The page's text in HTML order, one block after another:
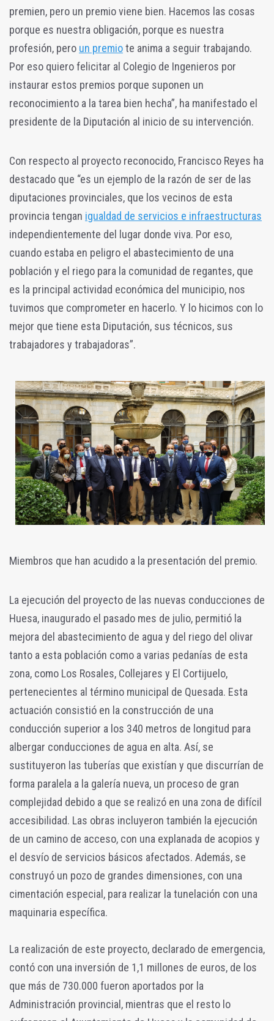
premien, pero un premio viene bien. Hacemos las cosas
porque es nuestra obligación, porque es nuestra
profesión, pero un premiote anima a seguir trabajando.
Por eso quiero felicitar al Colegio de Ingenieros por
instaurar estos premios porque suponen un
reconocimiento a la tarea bien hecha”, ha manifestado el
presidente de la Diputación al inicio de su intervención.
Con respecto al proyecto reconocido, Francisco Reyes ha
destacado que “es un ejemplo de la razón de ser de las
diputaciones provinciales, que los vecinos de esta
provincia tengan igualdad de servicios e infraestructuras
independientemente del lugar donde viva. Por eso,
cuando estaba en peligro el abastecimiento de una
población y el riego para la comunidad de regantes, que
es la principal actividad económica del municipio, nos
tuvimos que comprometer en hacerlo. Y lo hicimos con lo
mejor que tiene esta Diputación, sus técnicos, sus
trabajadores y trabajadoras”.
Miembros que han acudido a la presentación del premio.
La ejecución del proyecto de las nuevas conducciones de
Huesa, inaugurado el pasado mes de julio, permitió la
mejora del abastecimiento de agua y del riego del olivar
tanto a esta población como a varias pedanías de esta
zona, como Los Rosales, Collejares y El Cortijuelo,
pertenecientes al término municipal de Quesada. Esta
actuación consistió en la construcción de una
conducción superior a los 340 metros de longitud para
albergar conducciones de agua en alta. Así, se
sustituyeron las tuberías que existían y que discurrían de
forma paralela a la galería nueva, un proceso de gran
complejidad debido a que se realizó en una zona de difícil
accesibilidad. Las obras incluyeron también la ejecución
de un camino de acceso, con una explanada de acopios y
el desvío de servicios básicos afectados. Además, se
construyó un pozo de grandes dimensiones, con una
cimentación especial, para realizar la tunelación con una
maquinaria específica.
La realización de este proyecto, declarado de emergencia,
contó con una inversión de 1,1 millones de euros, de los
que más de 730.000 fueron aportados por la
Administración provincial, mientras que el resto lo